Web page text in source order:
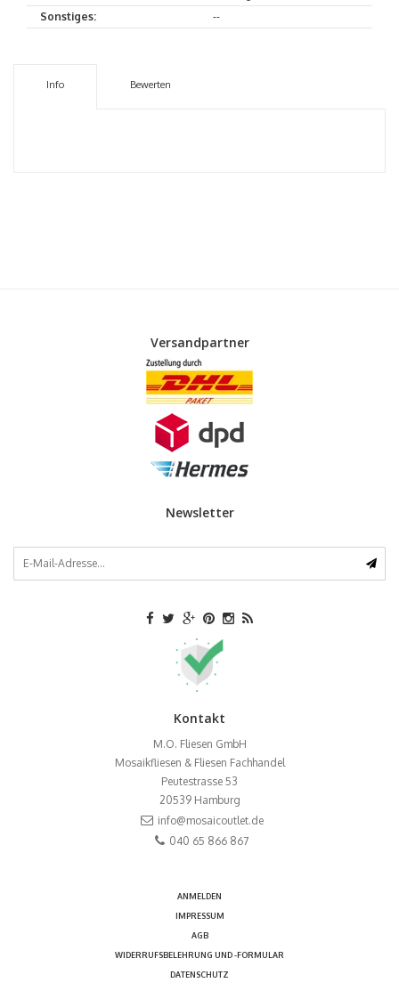
Sonstiges:
--
Info Bewerten
Versandpartner
Newsletter
Kontakt
M.O. Fliesen GmbH
Mosaikfliesen & Fliesen Fachhandel
Peutestrasse 53
20539 Hamburg
info@mosaicoutlet.de
040 65 866 867
ANMELDEN
IMPRESSUM
AGB
WIDERRUFSBELEHRUNG UND -FORMULAR
DATENSCHUTZ